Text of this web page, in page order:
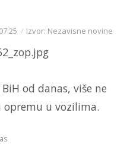
Izvor: Nezavisne novine
od danas, više ne
u vozilima.